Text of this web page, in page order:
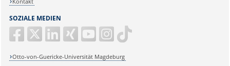
SOZIALE MEDIEN
Otto-von-Guericke-Universität Magdeburg